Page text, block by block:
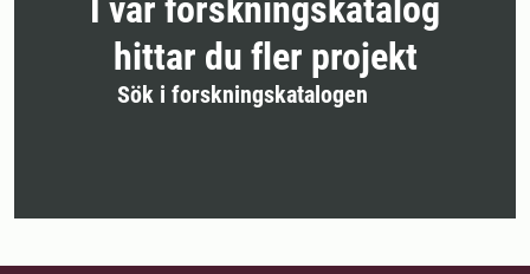
I vår forskningskatalog
hittar du fler projekt
Sök i forskningskatalogen